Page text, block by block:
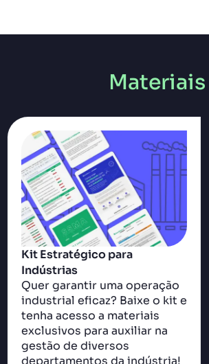
Kit Estratégico para
Indústrias
Quer garantir uma operação
industrial eficaz? Baixe o kit e
tenha acesso a materiais
exclusivos para auxiliar na
gestão de diversos
departamentos da indústria!